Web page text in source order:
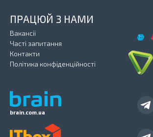
brain.com.ua
ПРАЦЮЙ З НАМИ
Вакансії
Часті запитання
Контакти
Політика конфіденційності